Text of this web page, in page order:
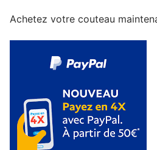
Achetez votre couteau